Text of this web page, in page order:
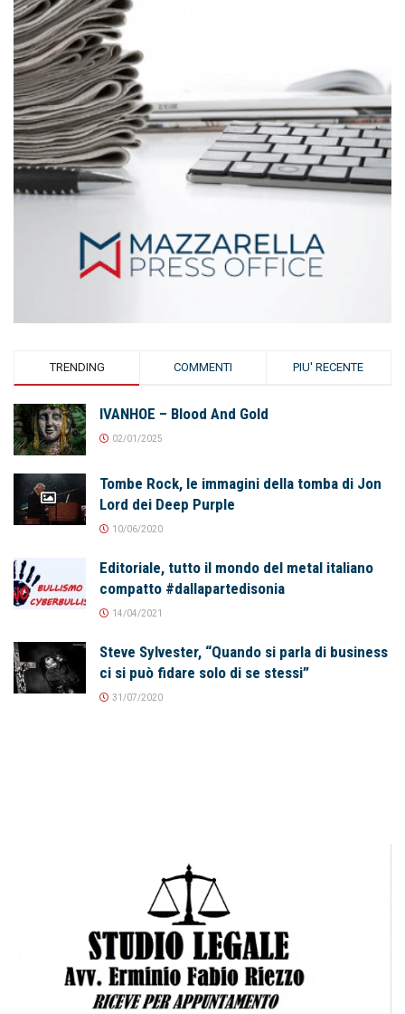
TRENDING COMMENTI PIU' RECENTE
IVANHOE – Blood And Gold
02/01/2025
Tombe Rock, le immagini della tomba di Jon
Lord dei Deep Purple
10/06/2020
Editoriale, tutto il mondo del metal italiano
compatto #dallapartedisonia
14/04/2021
Steve Sylvester, “Quando si parla di business
ci si può fidare solo di se stessi”
31/07/2020